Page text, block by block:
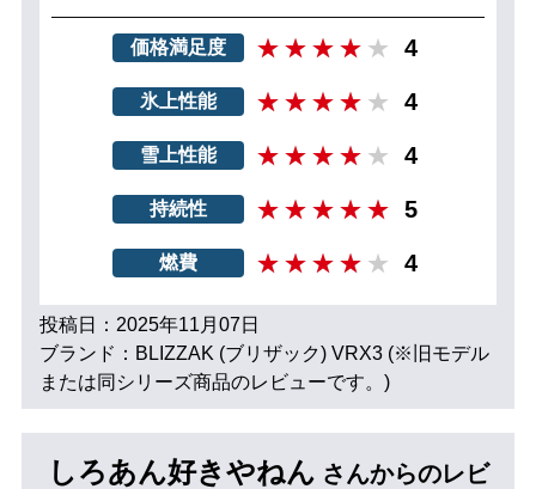
価格満足度 4
氷上性能 4
雪上性能 4
持続性 5
燃費 4
投稿日：2025年11月07日
ブランド：BLIZZAK (ブリザック) VRX3 (※旧モデル
または同シリーズ商品のレビューです。)
しろあん好きやねん さんからのレビ